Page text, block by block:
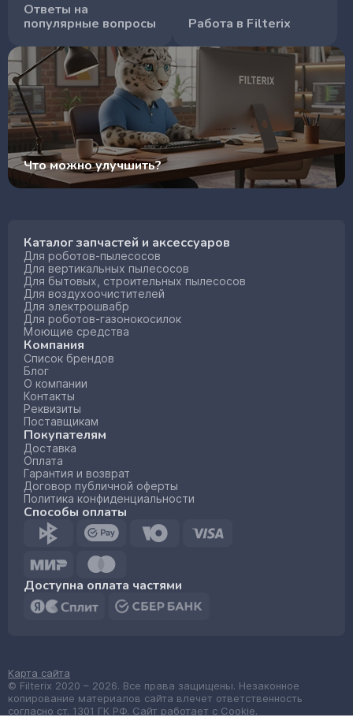
Ответы на
популярные вопросы
Работа в Filterix
Что можно улучшить?
Каталог запчастей и аксессуаров
Для роботов-пылесосов
Для вертикальных пылесосов
Для бытовых, строительных пылесосов
Для воздухоочистителей
Для электрошвабр
Для роботов-газонокосилок
Моющие средства
Компания
Список брендов
Блог
О компании
Контакты
Реквизиты
Поставщикам
Покупателям
Доставка
Оплата
Гарантия и возврат
Договор публичной оферты
Политика конфиденциальности
Способы оплаты
Доступна оплата частями
© Filterix 2020 – 2026. Все права защищены. Незаконное
копирование материалов сайта влечет ответственность
согласно ст. 1301 ГК РФ. Сайт работает с Cookie.
Карта сайта